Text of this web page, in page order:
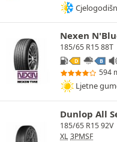
Nexen
185/65 R15 88T
D B
594
Ljetne
Dunlop All
185/65 R15 92V
XL 3PMSF